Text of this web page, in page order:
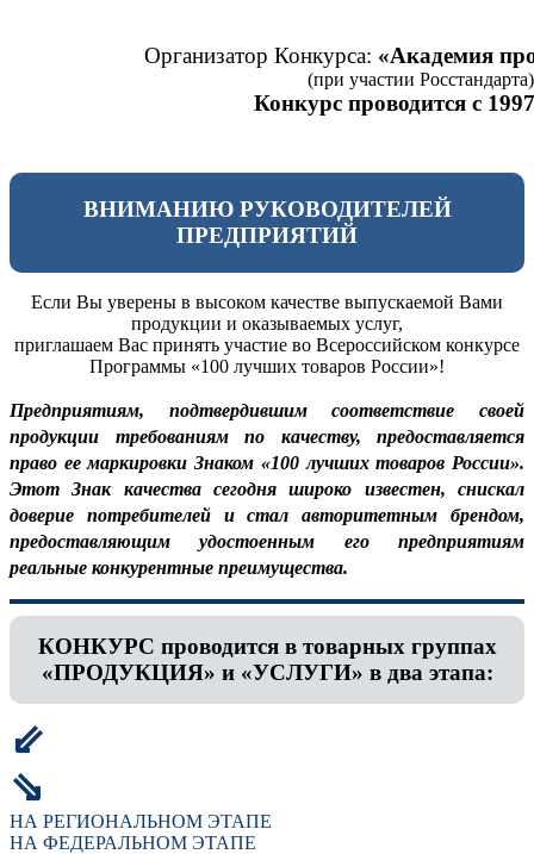
Организатор Конкурса: «Академия
(при участии Росстандарта)
Конкурс проводится с
ВНИМАНИЮ РУКОВОДИТЕЛЕЙ
ПРЕДПРИЯТИЙ
Если Вы уверены в высоком качестве выпускаемой Вами
продукции и оказываемых услуг,
приглашаем Вас принять участие во Всероссийском конкурсе
Программы «100 лучших товаров России»!
Предприятиям, подтвердившим соответствие своей
продукции требованиям по качеству, предоставляется
право ее маркировки Знаком «100 лучших товаров России».
Этот Знак качества сегодня широко известен, снискал
доверие потребителей и стал авторитетным брендом,
предоставляющим удостоенным его предприятиям
реальные конкурентные преимущества.
КОНКУРС проводится в товарных группах
«ПРОДУКЦИЯ» и «УСЛУГИ» в два этапа:
⇙
⇘
НА РЕГИОНАЛЬНОМ ЭТАПЕ
НА ФЕДЕРАЛЬНОМ ЭТАПЕ